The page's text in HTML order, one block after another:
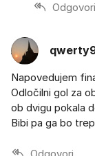
Odgovori
Napovedujem
Odločilni gol za
ob dvigu pokala
Bibi pa ga bo